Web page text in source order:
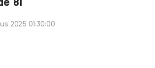
81
2025 01:30:00